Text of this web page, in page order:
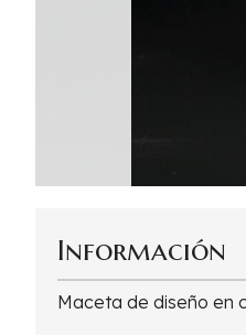
Información
Maceta de diseño en